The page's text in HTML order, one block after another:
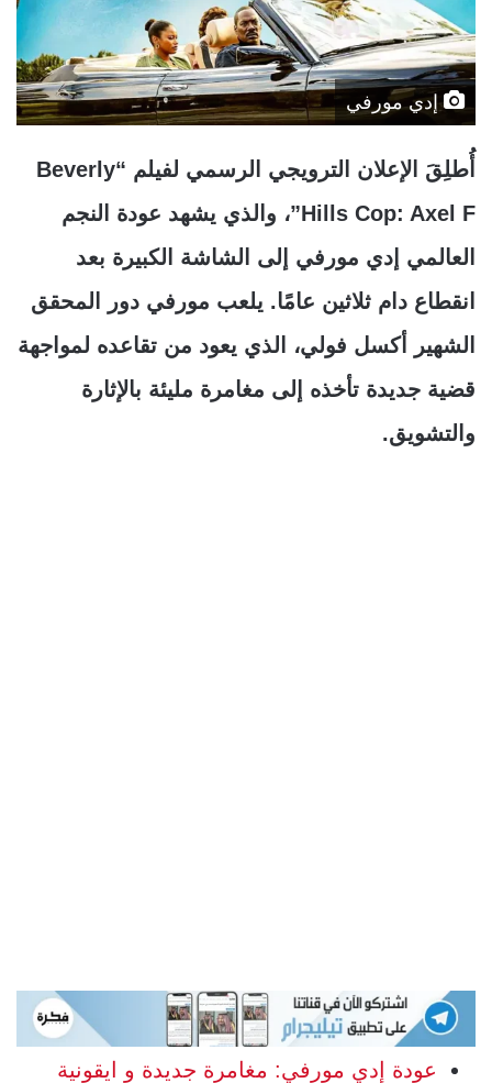
إدي مورفي
أُطلِقَ الإعلان الترويجي الرسمي لفيلم “Beverly
Hills Cop: Axel F”، والذي يشهد عودة النجم
العالمي إدي مورفي إلى الشاشة الكبيرة بعد
انقطاع دام ثلاثين عامًا. يلعب مورفي دور المحقق
الشهير أكسل فولي، الذي يعود من تقاعده لمواجهة
قضية جديدة تأخذه إلى مغامرة مليئة بالإثارة
والتشويق.
عودة إدي مورفي: مغامرة جديدة و ايقونية